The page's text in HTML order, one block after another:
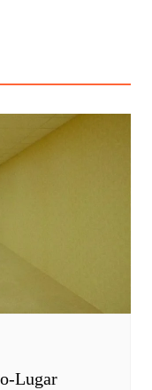
Lugar